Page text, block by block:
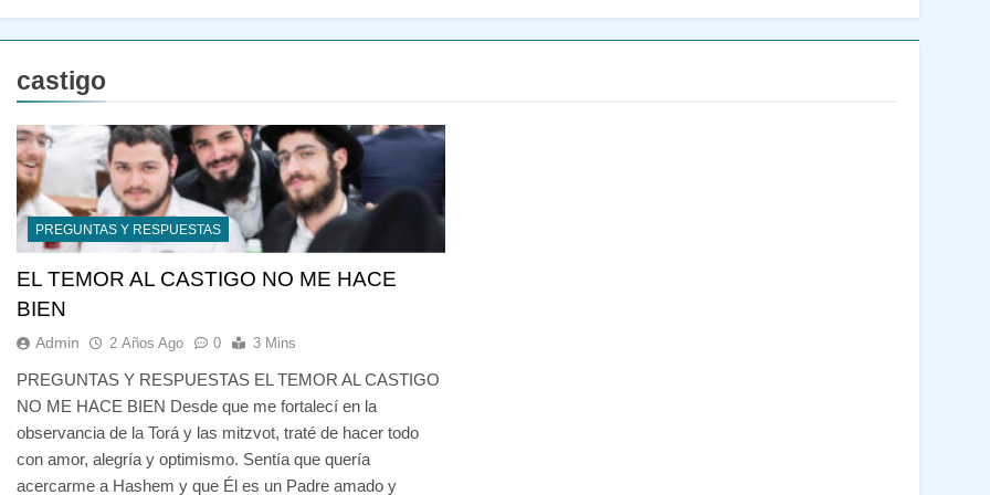
castigo
PREGUNTAS Y RESPUESTAS
EL TEMOR AL CASTIGO NO ME HACE
BIEN
Admin 2 Años Ago 0 3 Mins
PREGUNTAS Y RESPUESTAS EL TEMOR AL CASTIGO
NO ME HACE BIEN Desde que me fortalecí en la
observancia de la Torá y las mitzvot, traté de hacer todo
con amor, alegría y optimismo. Sentía que quería
acercarme a Hashem y que Él es un Padre amado y